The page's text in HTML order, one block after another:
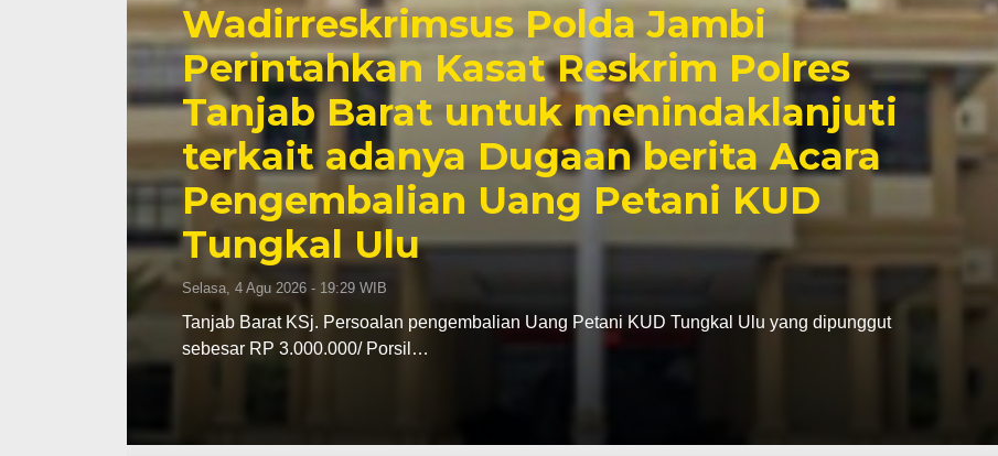
Wadirreskrimsus Polda Jambi
Perintahkan Kasat Reskrim Polres
Tanjab Barat untuk menindaklanjuti
terkait adanya Dugaan berita Acara
Pengembalian Uang Petani KUD
Tungkal Ulu
Selasa, 4 Agu 2026 - 19:29 WIB
Tanjab Barat KSj. Persoalan pengembalian Uang Petani KUD Tungkal Ulu yang dipunggut
sebesar RP 3.000.000/ Porsil…